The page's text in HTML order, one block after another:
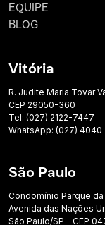
EQUIPE
BLOG
Vitória
R. Judite Maria Tovar
CEP 29050-360
Tel: (027) 2122-7447
WhatsApp: (027)
São Paulo
Condomínio Parque
Avenida das Nações
São Paulo/SP – CEP